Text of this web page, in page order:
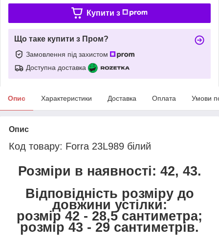
Купити з
Що таке купити з Пром?
Замовлення під захистом
Доступна доставка
Опис Характеристики Доставка Оплата Умови
Опис
Код товару: Forra 23L989 білий
Розміри в наявності: 42, 43.
Відповідність розміру до
довжини устілки:
розмір 42 - 28,5 сантиметра;
розмір 43 - 29 сантиметрів.